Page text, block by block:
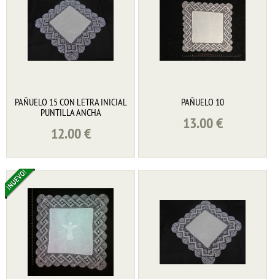
PAÑUELO 15 CON LETRA INICIAL
PUNTILLA ANCHA
12.00€
PAÑUELO 10
13.00€